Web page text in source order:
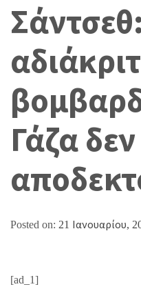
Γάζα δεν
Posted on: 21 Ιανουαρίου,
[ad_1]